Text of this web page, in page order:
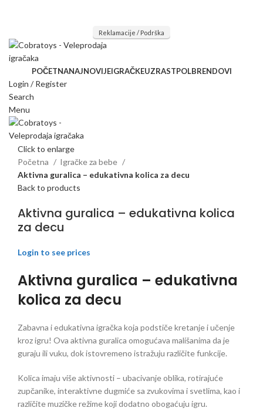
Reklamacije / Podrška
POČETNANAJNOVIJEIGRAČKEUZRASTPOLBRENDOVI
Login / Register
Search
Menu
Click to enlarge
Početna
Igračke za bebe
Aktivna guralica – edukativna kolica za decu
Back to products
Aktivna guralica – edukativna kolica
za decu
Login to see prices
Aktivna guralica – edukativna
kolica za decu
Zabavna i edukativna igračka koja podstiče kretanje i učenje
kroz igru! Ova aktivna guralica omogućava mališanima da je
guraju ili vuku, dok istovremeno istražuju različite funkcije.
Kolica imaju više aktivnosti – ubacivanje oblika, rotirajuće
zupčanike, interaktivne dugmiće sa zvukovima i svetlima, kao i
različite muzičke režime koji dodatno obogaćuju igru.